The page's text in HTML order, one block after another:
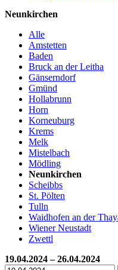
Neunkirchen
Alle
Amstetten
Baden
Bruck an der Leitha
Gänserndorf
Gmünd
Hollabrunn
Horn
Korneuburg
Krems
Melk
Mistelbach
Mödling
Neunkirchen
Scheibbs
St. Pölten
Tulln
Waidhofen an der
Wiener Neustadt
Zwettl
19.04.2024 – 26.04.2024